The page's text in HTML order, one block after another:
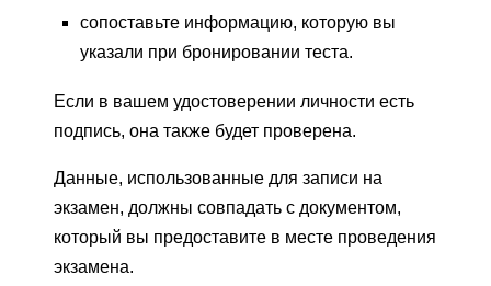
сопоставьте информацию, которую вы
указали при бронировании теста.
Если в вашем удостоверении личности есть
подпись, она также будет проверена.
Данные, использованные для записи на
экзамен, должны совпадать с документом,
который вы предоставите в месте проведения
экзамена.